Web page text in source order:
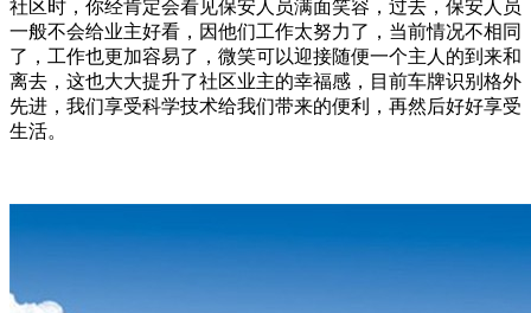
社区时，你经肯定会看见保安人员满面笑容，过去，保安人员
一般不会给业主好看，因他们工作太努力了，当前情况不相同
了，工作也更加容易了，微笑可以迎接随便一个主人的到来和
离去，这也大大提升了社区业主的幸福感，目前车牌识别格外
先进，我们享受科学技术给我们带来的便利，再然后好好享受
生活。